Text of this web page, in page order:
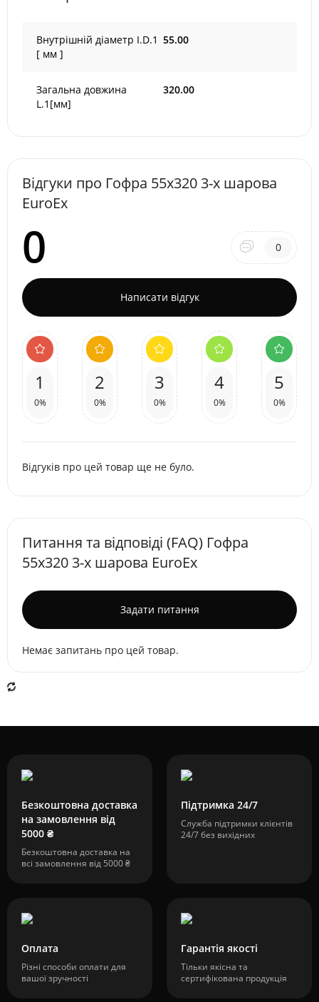
Внутрішній діаметр I.D.1
[ мм ]
55.00
Загальна довжина
L.1[мм]
320.00
Відгуки про Гофра 55х320 3-х шарова
EuroEx
0 0
Написати відгук
1
0%
2
0%
3
0%
4
0%
5
0%
Відгуків про цей товар ще не було.
Питання та відповіді (FAQ) Гофра
55х320 3-х шарова EuroEx
Задати питання
Немає запитань про цей товар.
Безкоштовна доставка
на замовлення від
5000 ₴
Безкоштовна доставка на
всі замовлення від 5000 ₴
Підтримка 24/7
Служба підтримки клієнтів
24/7 без вихідних
Оплата
Різні способи оплати для
вашої зручності
Гарантія якості
Тільки якісна та
сертифікована продукція